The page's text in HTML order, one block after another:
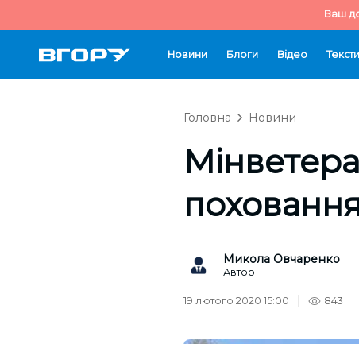
Ваш
Новини Блоги Відео Тексти
Головна Новини
Микола Овчаренко
Автор
19 лютого 2020 15:00 843